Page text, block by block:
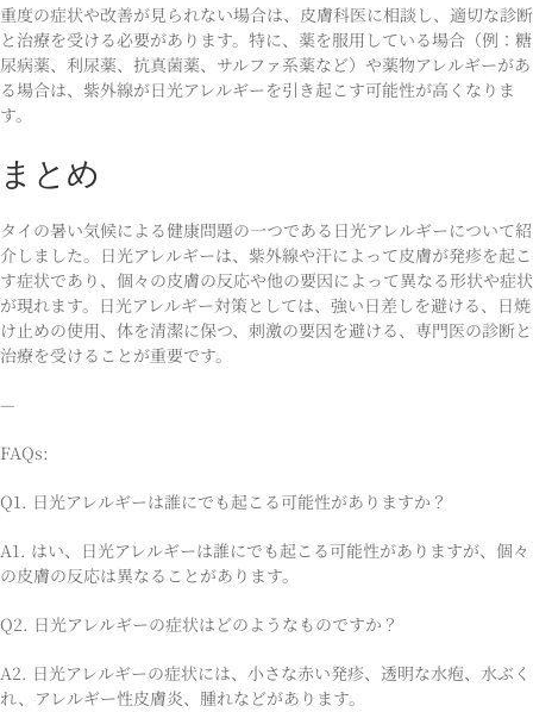
重度の症状や改善が見られない場合は、皮膚科医に相談し、適切な診断
と治療を受ける必要があります。特に、薬を服用している場合（例：糖
尿病薬、利尿薬、抗真菌薬、サルファ系薬など）や薬物アレルギーがあ
る場合は、紫外線が日光アレルギーを引き起こす可能性が高くなりま
す。
まとめ
タイの暑い気候による健康問題の一つである日光アレルギーについて紹
介しました。日光アレルギーは、紫外線や汗によって皮膚が発疹を起こ
す症状であり、個々の皮膚の反応や他の要因によって異なる形状や症状
が現れます。日光アレルギー対策としては、強い日差しを避ける、日焼
け止めの使用、体を清潔に保つ、刺激の要因を避ける、専門医の診断と
治療を受けることが重要です。
—
FAQs:
Q1. 日光アレルギーは誰にでも起こる可能性がありますか？
A1. はい、日光アレルギーは誰にでも起こる可能性がありますが、個々
の皮膚の反応は異なることがあります。
Q2. 日光アレルギーの症状はどのようなものですか？
A2. 日光アレルギーの症状には、小さな赤い発疹、透明な水疱、水ぶく
れ、アレルギー性皮膚炎、腫れなどがあります。